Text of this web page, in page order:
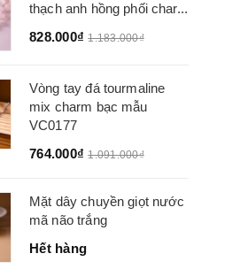
thạch anh hồng phối char...
828.000₫ 1.183.000₫
Vòng tay đá tourmaline
mix charm bạc mẫu
VC0177
764.000₫ 1.091.000₫
Mặt dây chuyền giọt nước
mã não trắng
Hết hàng